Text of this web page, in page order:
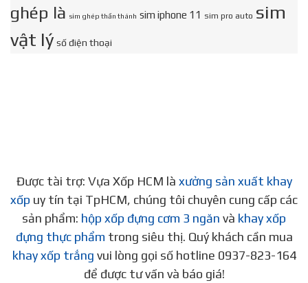
ghép là sim ghép thần thánh sim iphone 11 sim pro auto sim
vật lý số điện thoại
Được tài trợ: Vựa Xốp HCM là xưởng sản xuất khay
xốp uy tín tại TpHCM, chúng tôi chuyên cung cấp các
sản phẩm: hộp xốp đựng cơm 3 ngăn và khay xốp
đựng thực phẩm trong siêu thị. Quý khách cần mua
khay xốp trắng vui lòng gọi số hotline 0937-823-164
để được tư vấn và báo giá!